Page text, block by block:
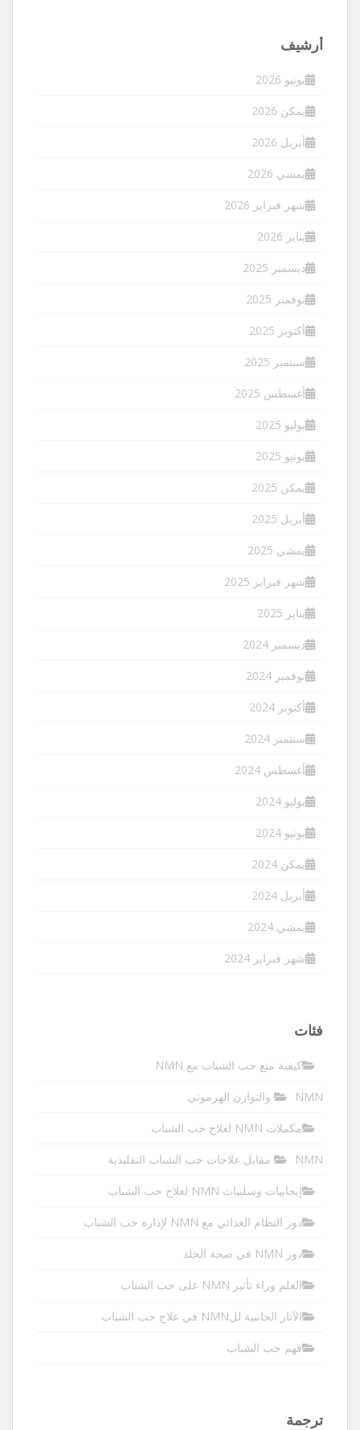
أرشيف
يونيو 2026
يمكن 2026
أبريل 2026
يمشي 2026
شهر فبراير 2026
يناير 2026
ديسمبر 2025
نوفمبر 2025
أكتوبر 2025
سبتمبر 2025
أغسطس 2025
يوليو 2025
يونيو 2025
يمكن 2025
أبريل 2025
يمشي 2025
شهر فبراير 2025
يناير 2025
ديسمبر 2024
نوفمبر 2024
أكتوبر 2024
سبتمبر 2024
أغسطس 2024
يوليو 2024
يونيو 2024
يمكن 2024
أبريل 2024
يمشي 2024
شهر فبراير 2024
فئات
كيفية منع حب الشباب مع NMN
NMN والتوازن الهرموني
مكملات NMN لعلاج حب الشباب
NMN مقابل علاجات حب الشباب التقليدية
إيجابيات وسلبيات NMN لعلاج حب الشباب
دور النظام الغذائي مع NMN لإدارة حب الشباب
دور NMN في صحة الجلد
العلم وراء تأثير NMN على حب الشباب
الآثار الجانبية للNMN في علاج حب الشباب
فهم حب الشباب
ترجمة